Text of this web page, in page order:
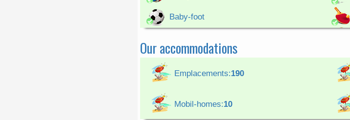
Baby-foot
Our accommodations
Emplacements:190
Mobil-homes:10